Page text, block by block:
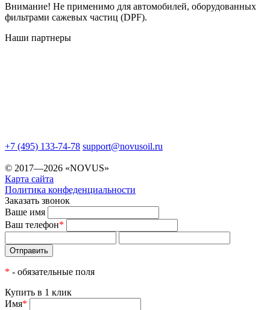
Внимание! Не применимо для автомобилей, оборудованных
фильтрами сажевых частиц (DPF).
Наши партнеры
+7 (495) 133-74-78 support@novusoil.ru
© 2017—2026 «NOVUS»
Карта сайта
Политика конфеденциальности
Заказать звонок
Ваше имя
Ваш телефон*
* - обязательные поля
Купить в 1 клик
Имя*